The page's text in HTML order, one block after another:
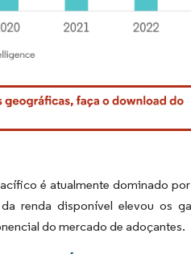
CC BY 4.0.
é atualmente dominado
renda disponível elevou os
do mercado de adoçantes.